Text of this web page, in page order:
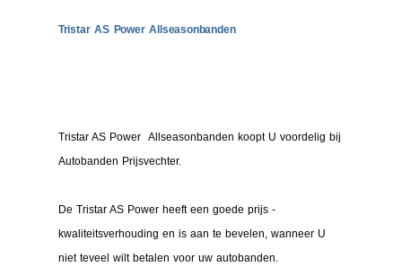
Tristar AS Power Allseasonbanden
Tristar AS Power Allseasonbanden koopt U voordelig bij
Autobanden Prijsvechter.
De Tristar AS Power heeft een goede prijs -
kwaliteitsverhouding en is aan te bevelen, wanneer U
niet teveel wilt betalen voor uw autobanden.